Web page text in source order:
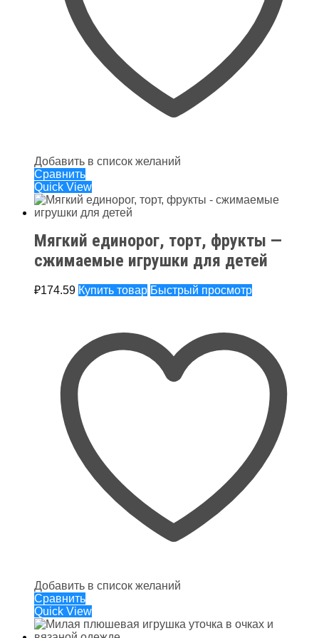
Добавить в список желаний
Сравнить
Quick View
Мягкий единорог, торт, фрукты —
сжимаемые игрушки для детей
₽174.59 Купить товар Быстрый просмотр
Добавить в список желаний
Сравнить
Quick View